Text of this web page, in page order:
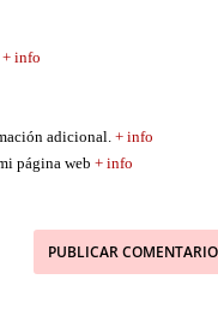
+ info
adicional.+ info
página web+ info